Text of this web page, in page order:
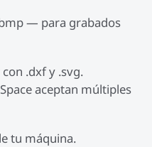
— para grabados
.dxf y .svg.
aceptan múltiples
tu máquina.